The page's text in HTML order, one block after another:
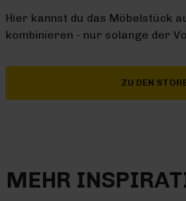
Hier kannst du das Möbelstück
kombinieren - nur solange der
ZU DEN
MEHR